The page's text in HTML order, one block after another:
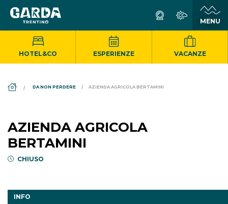
HOTEL&CO ESPERIENZE VACANZE
DA NON PERDERE AZIENDA AGRICOLA BERTAMINI
AZIENDA AGRICOLA
BERTAMINI
CHIUSO
INFO